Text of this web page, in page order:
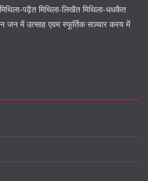
पढ़ैत मिथिला-लिखैत मिथिला-धधकैत
जन में उत्साह एवम स्फूर्तिक सञ्चार करय में